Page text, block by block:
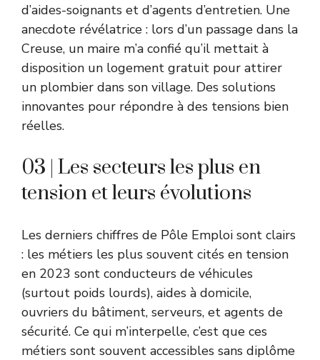
d’aides-soignants et d’agents d’entretien. Une
anecdote révélatrice : lors d’un passage dans la
Creuse, un maire m’a confié qu’il mettait à
disposition un logement gratuit pour attirer
un plombier dans son village. Des solutions
innovantes pour répondre à des tensions bien
réelles.
03 | Les secteurs les plus en
tension et leurs évolutions
Les derniers chiffres de Pôle Emploi sont clairs
: les métiers les plus souvent cités en tension
en 2023 sont conducteurs de véhicules
(surtout poids lourds), aides à domicile,
ouvriers du bâtiment, serveurs, et agents de
sécurité. Ce qui m’interpelle, c’est que ces
métiers sont souvent accessibles sans diplôme